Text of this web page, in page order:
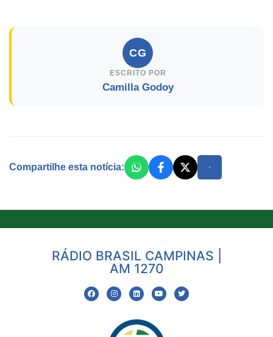
CG
ESCRITO POR
Camilla Godoy
Compartilhe esta notícia:
RÁDIO BRASIL CAMPINAS |
AM 1270